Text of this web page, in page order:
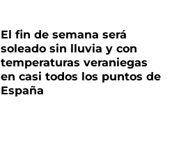
El fin de semana será
soleado sin lluvia y con
temperaturas veraniegas
en casi todos los puntos de
España